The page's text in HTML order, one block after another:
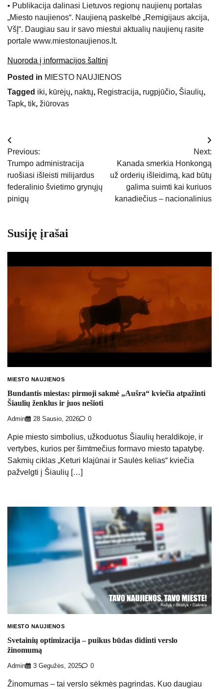
• Publikacija dalinasi Lietuvos regionų naujienų portalas
„Miesto naujienos“. Naujieną paskelbė „Remigijaus akcija,
VšĮ“. Daugiau sau ir savo miestui aktualių naujienų rasite
portale www.miestonaujienos.lt.
Nuoroda į informacijos šaltinį
Posted in MIESTO NAUJIENOS
Tagged iki, kūrėjų, naktų, Registracija, rugpjūčio, Šiaulių,
Tapk, tik, žiūrovas
Navigacija
tarp
įrašų
Previous:
Trumpo administracija
ruošiasi išleisti milijardus
federalinio švietimo grynųjų
pinigų
Next:
Kanada smerkia Honkongą
už orderių išleidimą, kad būtų
galima suimti kai kuriuos
kanadiečius – nacionalinius
Susiję įrašai
MIESTO NAUJIENOS
Bundantis miestas: pirmoji sakmė „Aušra“ kviečia atpažinti
Šiaulių ženklus ir juos nešioti
Admin 28 Sausio, 2026 0
Apie miesto simbolius, užkoduotus Šiaulių heraldikoje, ir
vertybes, kurios per šimtmečius formavo miesto tapatybę.
Sakmių ciklas „Keturi klajūnai ir Saulės kelias“ kviečia
pažvelgti į Šiaulių […]
MIESTO NAUJIENOS
Svetainių optimizacija – puikus būdas didinti verslo
žinomumą
Admin 3 Gegužės, 2025 0
Žinomumas – tai verslo sėkmės pagrindas. Kuo daugiau